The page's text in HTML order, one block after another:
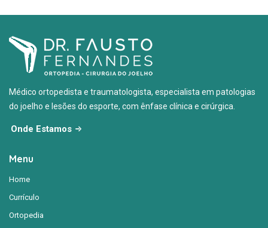
Médico ortopedista e traumatologista, especialista em patologias
do joelho e lesões do esporte, com ênfase clínica e cirúrgica.
Onde Estamos
Menu
Home
Currículo
Ortopedia